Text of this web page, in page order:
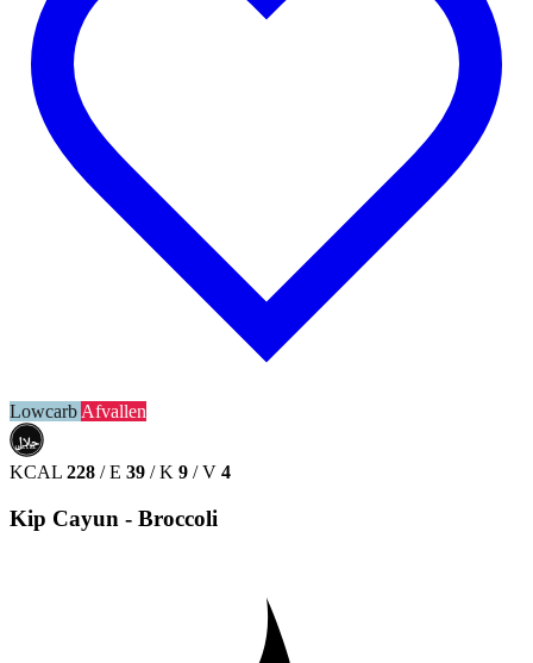
LowcarbAfvallen
حلال
HALAL
KCAL 228 / E 39 / K 9 / V 4
Kip Cayun - Broccoli